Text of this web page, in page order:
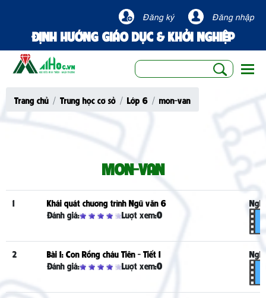
Đăng ký Đăng nhập
ĐỊNH HƯỚNG GIÁO DỤC & KHỞI NGHIỆP
Trang chủ Trung học cơ sở Lớp 6 mon-van
MON-VAN
1
Khái quát chương trình Ngữ văn 6
Đánh giá:
Lượt xem:0
2
Bài 1: Con Rồng cháu Tiên - Tiết 1
Đánh giá:
Lượt xem:0